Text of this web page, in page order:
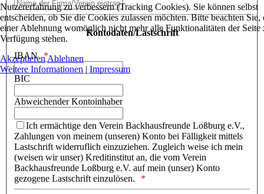
Kontodaten/Lastschrift
IBAN
BIC
Abweichender Kontoinhaber
Ich ermächtige den Verein Backhausfreunde Loßburg e.V.,
Zahlungen von meinem (unseren) Konto bei Fälligkeit mittels
Lastschrift widerruflich einzuziehen. Zugleich weise ich mein
(weisen wir unser) Kreditinstitut an, die vom Verein
Backhausfreunde Loßburg e.V. auf mein (unser) Konto
gezogene Lastschrift einzulösen.
Nutzererfahrung zu verbessern (Tracking Cookies). Sie können selbst
entscheiden, ob Sie die Cookies zulassen möchten. Bitte beachten Sie,
einer Ablehnung womöglich nicht mehr alle Funktionalitäten der Seite
Verfügung stehen.
AkzeptierenAblehnen
Weitere Informationen | Impressum